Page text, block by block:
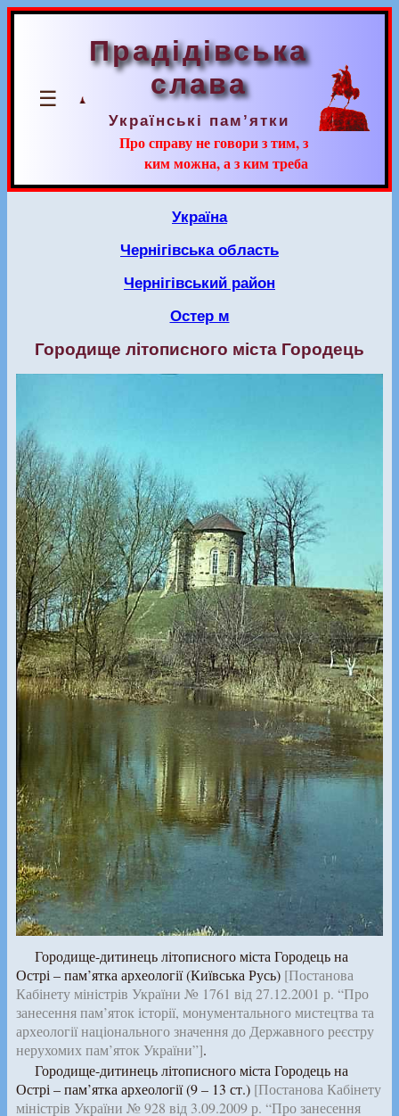
☰
Прадідівська
слава
Українські пам’ятки
Про справу не говори з тим, з
ким можна, а з ким треба
Україна
Чернігівська область
Чернігівський район
Остер м
Городище літописного міста Городець
Городище-дитинець літописного міста Городець на
Острі – пам’ятка археології (Київська Русь) [Постанова
Кабінету міністрів України № 1761 від 27.12.2001 р. “Про
занесення пам’яток історії, монументального мистецтва та
археології національного значення до Державного реєстру
нерухомих пам’яток України”].
Городище-дитинець літописного міста Городець на
Острі – пам’ятка археології (9 – 13 ст.) [Постанова Кабінету
міністрів України № 928 від 3.09.2009 р. “Про занесення